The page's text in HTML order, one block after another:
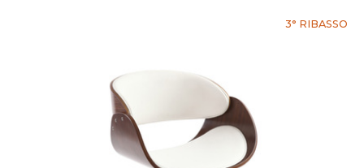
3° RIBASSO